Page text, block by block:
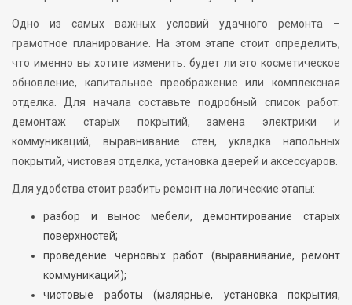
Одно из самых важных условий удачного ремонта –
грамотное планирование. На этом этапе стоит определить,
что именно вы хотите изменить: будет ли это косметическое
обновление, капитальное преображение или комплексная
отделка. Для начала составьте подробный список работ:
демонтаж старых покрытий, замена электрики и
коммуникаций, выравнивание стен, укладка напольных
покрытий, чистовая отделка, установка дверей и аксессуаров.
Для удобства стоит разбить ремонт на логические этапы:
разбор и вынос мебели, демонтирование старых
поверхностей;
проведение черновых работ (выравнивание, ремонт
коммуникаций);
чистовые работы (малярные, установка покрытия,